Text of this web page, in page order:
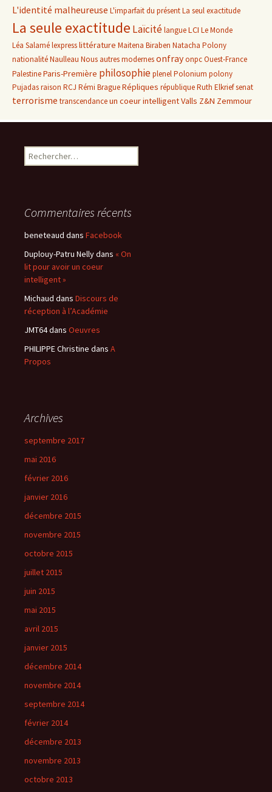
L'identité malheureuse L'imparfait du présentLa seul exactitude
La seule exactitude LaïcitélangueLCI Le Monde
Léa Salamélexpresslittérature Maitena Biraben Natacha Polony
nationalitéNaulleau Nous autres modernesonfrayonpcOuest-France
PalestineParis-Première philosophieplenelPolonium polony
Pujadasraison RCJ Rémi BragueRépliques républiqueRuth Elkriefsenat
terrorisme transcendanceun coeur intelligentValls Z&N Zemmour
Rechercher :
Commentaires récents
beneteaud dans Facebook
Duplouy-Patru Nellydans « On
lit pour avoir un coeur
intelligent »
Michaud dans Discours de
réception à l’Académie
JMT64dans Oeuvres
PHILIPPE Christine dans A
Propos
Archives
septembre 2017
mai 2016
février 2016
janvier 2016
décembre 2015
novembre 2015
octobre 2015
juillet 2015
juin 2015
mai 2015
avril 2015
janvier 2015
décembre 2014
novembre 2014
septembre 2014
février 2014
décembre 2013
novembre 2013
octobre 2013